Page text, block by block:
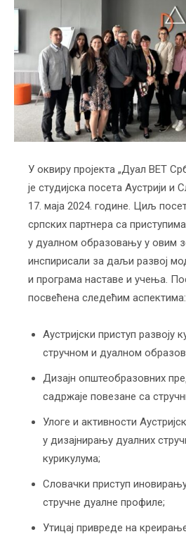
У оквиру пројекта „Дуал ВЕТ
је студијска посета Аустрији и
17. маја 2024. године. Циљ
српских партнера са
у дуалном образовању у овим
инспирисали за даљи развој
и програма наставе и учења.
посвећена следећим аспектима:
Аустријски приступ развоју
стручном и дуалном
Дизајн општеобразовних
садржаје повезане са
Улоге и активности
у дизајнирању дуалних
курикулума;
Словачки приступ
стручне дуалне профиле;
Утицај привреде на